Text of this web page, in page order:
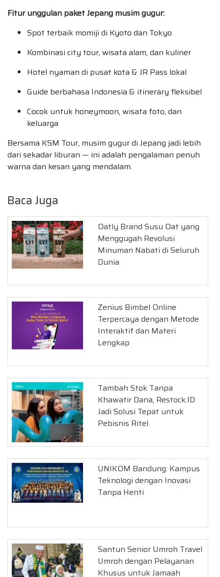
Fitur unggulan paket Jepang musim gugur:
Spot terbaik momiji di Kyoto dan Tokyo
Kombinasi city tour, wisata alam, dan kuliner
Hotel nyaman di pusat kota & JR Pass lokal
Guide berbahasa Indonesia & itinerary fleksibel
Cocok untuk honeymoon, wisata foto, dan
keluarga
Bersama KSM Tour, musim gugur di Jepang jadi lebih
dari sekadar liburan — ini adalah pengalaman penuh
warna dan kesan yang mendalam.
Baca Juga
Oatly Brand Susu Oat yang
Menggugah Revolusi
Minuman Nabati di Seluruh
Dunia
Zenius Bimbel Online
Terpercaya dengan Metode
Interaktif dan Materi
Lengkap
Tambah Stok Tanpa
Khawatir Dana, Restock.ID
Jadi Solusi Tepat untuk
Pebisnis Ritel
UNIKOM Bandung: Kampus
Teknologi dengan Inovasi
Tanpa Henti
Santun Senior Umroh Travel
Umroh dengan Pelayanan
Khusus untuk Jamaah